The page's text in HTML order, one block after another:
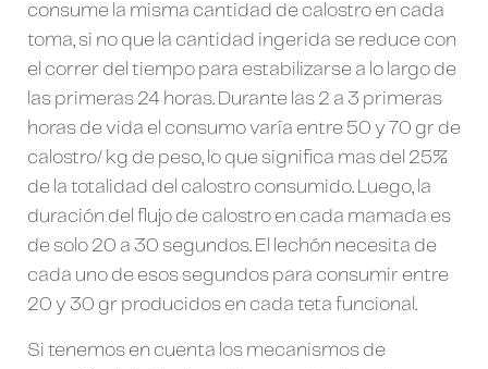
consume la misma cantidad de calostro en cada
toma, si no que la cantidad ingerida se reduce con
el correr del tiempo para estabilizarse a lo largo de
las primeras 24 horas. Durante las 2 a 3 primeras
horas de vida el consumo varía entre 50 y 70 gr de
calostro/ kg de peso, lo que significa mas del 25%
de la totalidad del calostro consumido. Luego, la
duración del flujo de calostro en cada mamada es
de solo 20 a 30 segundos. El lechón necesita de
cada uno de esos segundos para consumir entre
20 y 30 gr producidos en cada teta funcional.
Si tenemos en cuenta los mecanismos de